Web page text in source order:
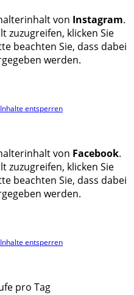
von Instagram.
zuzugreifen, klicken Sie
beachten Sie, dass dabei
werden.
entsperren
von Facebook.
zuzugreifen, klicken Sie
beachten Sie, dass dabei
werden.
entsperren
pro Tag